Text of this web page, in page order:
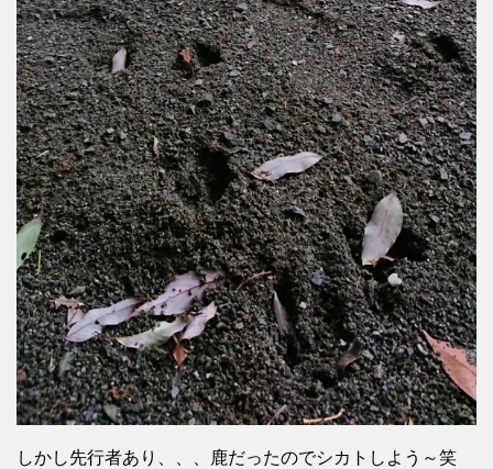
しかし先行者あり、、、鹿だったのでシカトしよう～笑